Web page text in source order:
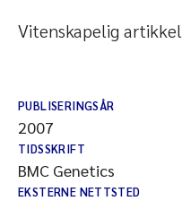
Vitenskapelig artikkel
PUBLISERINGSÅR
2007
TIDSSKRIFT
BMC Genetics
EKSTERNE NETTSTED